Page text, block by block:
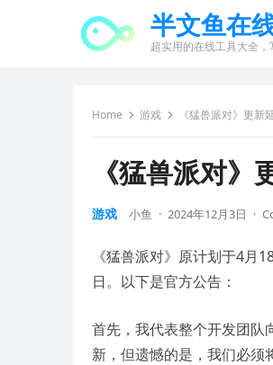
半文鱼在
超实用的在线工具大全
Home 游戏 《猛兽派对》更新
《猛兽派对
游戏 小鱼 · 2024年12月3日 ·
《猛兽派对》原计划于4月
日。以下是官方公告：
首先，我代表整个开发团队
新，但遗憾的是，我们必须